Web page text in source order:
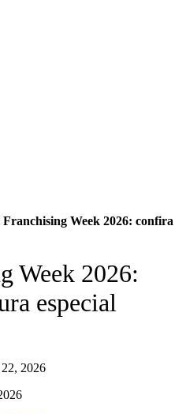
Week 2026: confira
Week 2026:
especial
2026